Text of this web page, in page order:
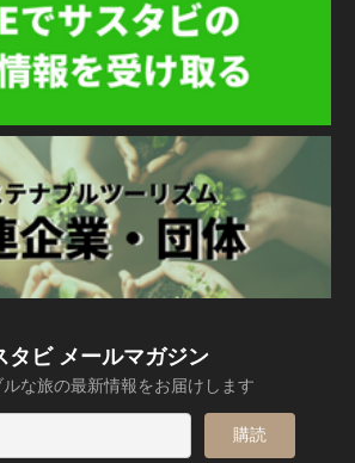
タビ メールマガジン
な旅の最新情報をお届けします